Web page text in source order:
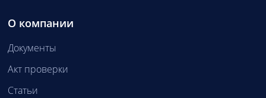
О компании
Документы
Акт проверки
Статьи